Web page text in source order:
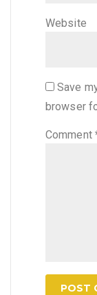
Website
Save
browser
Comment